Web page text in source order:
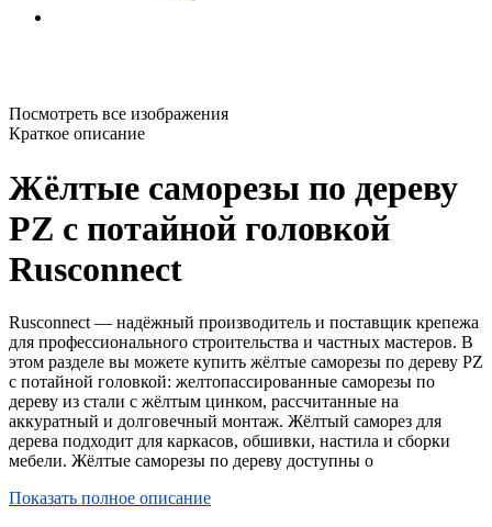
Посмотреть все изображения
Краткое описание
Жёлтые саморезы по дереву
PZ с потайной головкой
Rusconnect
Rusconnect — надёжный производитель и поставщик крепежа
для профессионального строительства и частных мастеров. В
этом разделе вы можете купить жёлтые саморезы по дереву PZ
с потайной головкой: желтопассированные саморезы по
дереву из стали с жёлтым цинком, рассчитанные на
аккуратный и долговечный монтаж. Жёлтый саморез для
дерева подходит для каркасов, обшивки, настила и сборки
мебели. Жёлтые саморезы по дереву доступны о
Показать полное описание